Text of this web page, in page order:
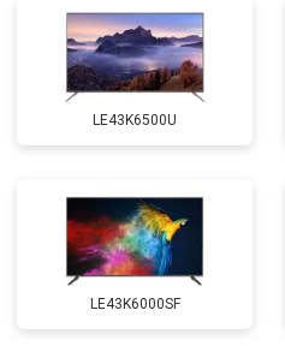
LE43K6500U
LE43K6000SF